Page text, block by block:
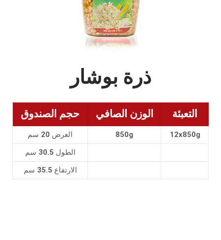
ذرة بوشار
حجم الصندوق الوزن الصافي التعبئة
العرض 20 سم 850g
12x850g
الطول 30.5 سم
الارتفاع 35.5 سم